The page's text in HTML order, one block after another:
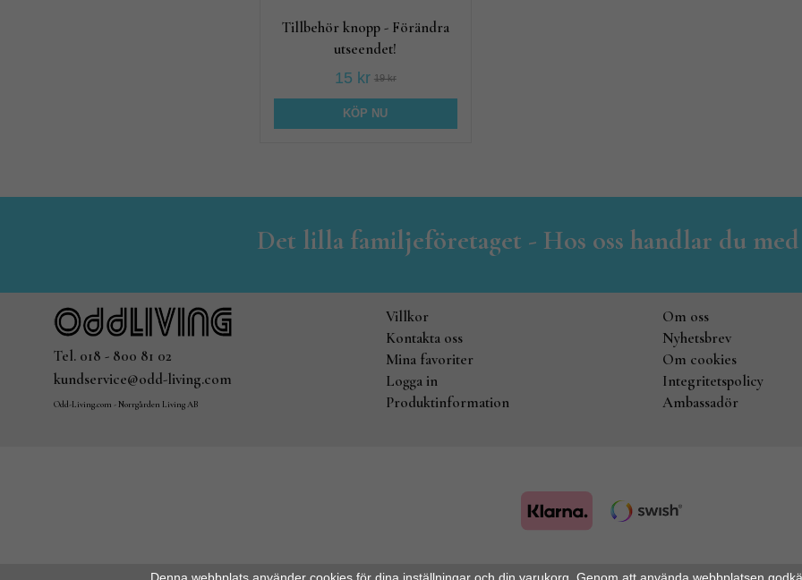
Tillbehör knopp - Förändra
utseendet!
15 kr 19 kr
KÖP NU
Det lilla familjeföretaget - Hos oss handlar du
Tel. 018 - 800 81 02
kundservice@odd-living.com
Odd-Living.com - Norrgården Living AB
Villkor
Kontakta oss
Mina favoriter
Logga in
Produktinformation
Om oss
Nyhetsbrev
Om cookies
Integritetspolicy
Ambassadör
Drift & produktion: Wikinggruppen